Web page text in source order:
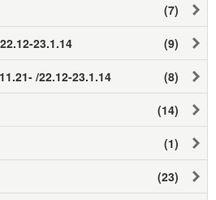
(7)
23.1.14 (9)
/22.12-23.1.14 (8)
(14)
(1)
(23)